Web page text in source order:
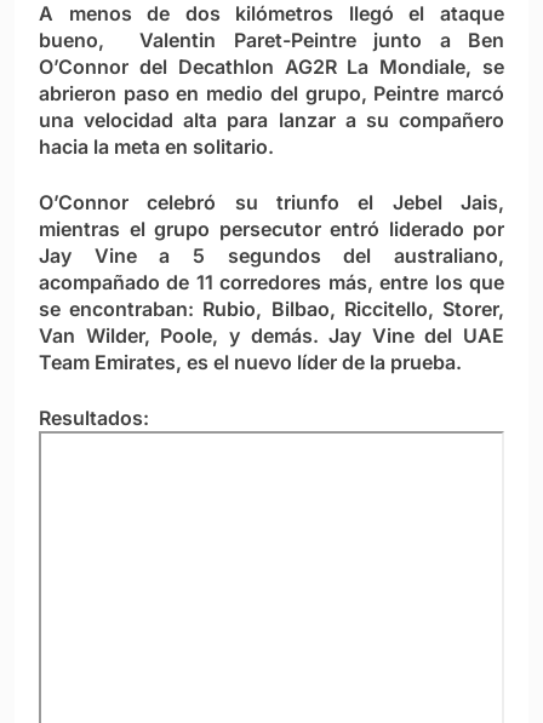
A menos de dos kilómetros llegó el ataque
bueno, Valentin Paret-Peintre junto a Ben
O’Connor del Decathlon AG2R La Mondiale, se
abrieron paso en medio del grupo, Peintre marcó
una velocidad alta para lanzar a su compañero
hacia la meta en solitario.
O’Connor celebró su triunfo el Jebel Jais,
mientras el grupo persecutor entró liderado por
Jay Vine a 5 segundos del australiano,
acompañado de 11 corredores más, entre los que
se encontraban: Rubio, Bilbao, Riccitello, Storer,
Van Wilder, Poole, y demás. Jay Vine del UAE
Team Emirates, es el nuevo líder de la prueba.
Resultados: